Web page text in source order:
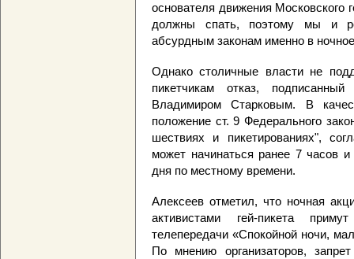
основателя движения Московского
должны спать, поэтому мы и
абсурдным законам именно в
Однако столичные власти не
пикетчикам отказ,
Владимиром Старковым. В
положение ст. 9 Федерального
шествиях и пикетированиях",
может начинаться ранее 7 часов и
дня по местному времени.
Алексеев отметил, что ночная
активистами гей-пикета
телепередачи «Спокойной ночи,
По мнению организаторов,